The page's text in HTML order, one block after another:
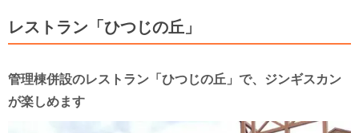
レストラン「ひつじの丘」
管理棟併設のレストラン「ひつじの丘」で、ジンギスカン
が楽しめます